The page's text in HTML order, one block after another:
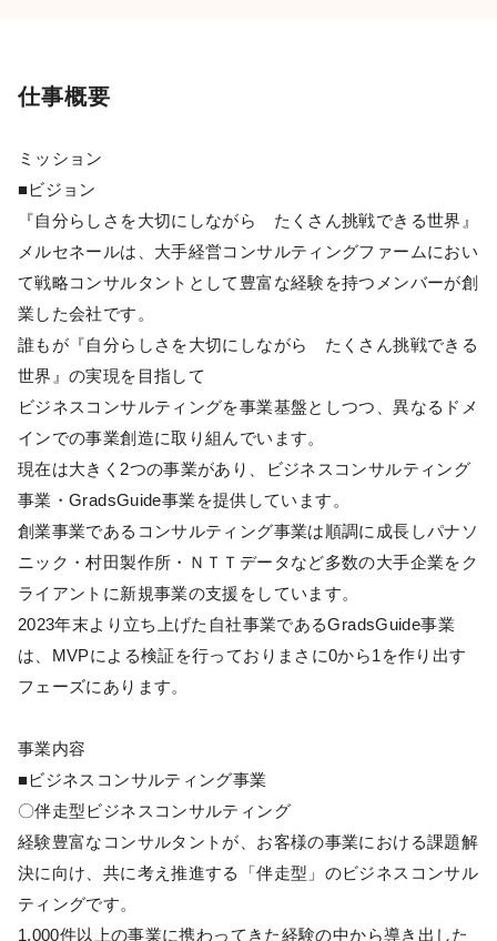
仕事概要
ミッション
■ビジョン
『自分らしさを大切にしながら たくさん挑戦できる世界』
メルセネールは、大手経営コンサルティングファームにおい
て戦略コンサルタントとして豊富な経験を持つメンバーが創
業した会社です。
誰もが『自分らしさを大切にしながら たくさん挑戦できる
世界』の実現を目指して
ビジネスコンサルティングを事業基盤としつつ、異なるドメ
インでの事業創造に取り組んでいます。
現在は大きく2つの事業があり、ビジネスコンサルティング
事業・GradsGuide事業を提供しています。
創業事業であるコンサルティング事業は順調に成長しパナソ
ニック・村田製作所・ＮＴＴデータなど多数の大手企業をク
ライアントに新規事業の支援をしています。
2023年末より立ち上げた自社事業であるGradsGuide事業
は、MVPによる検証を行っておりまさに0から1を作り出す
フェーズにあります。
事業内容
■ビジネスコンサルティング事業
〇伴走型ビジネスコンサルティング
経験豊富なコンサルタントが、お客様の事業における課題解
決に向け、共に考え推進する「伴走型」のビジネスコンサル
ティングです。
1,000件以上の事業に携わってきた経験の中から導き出した